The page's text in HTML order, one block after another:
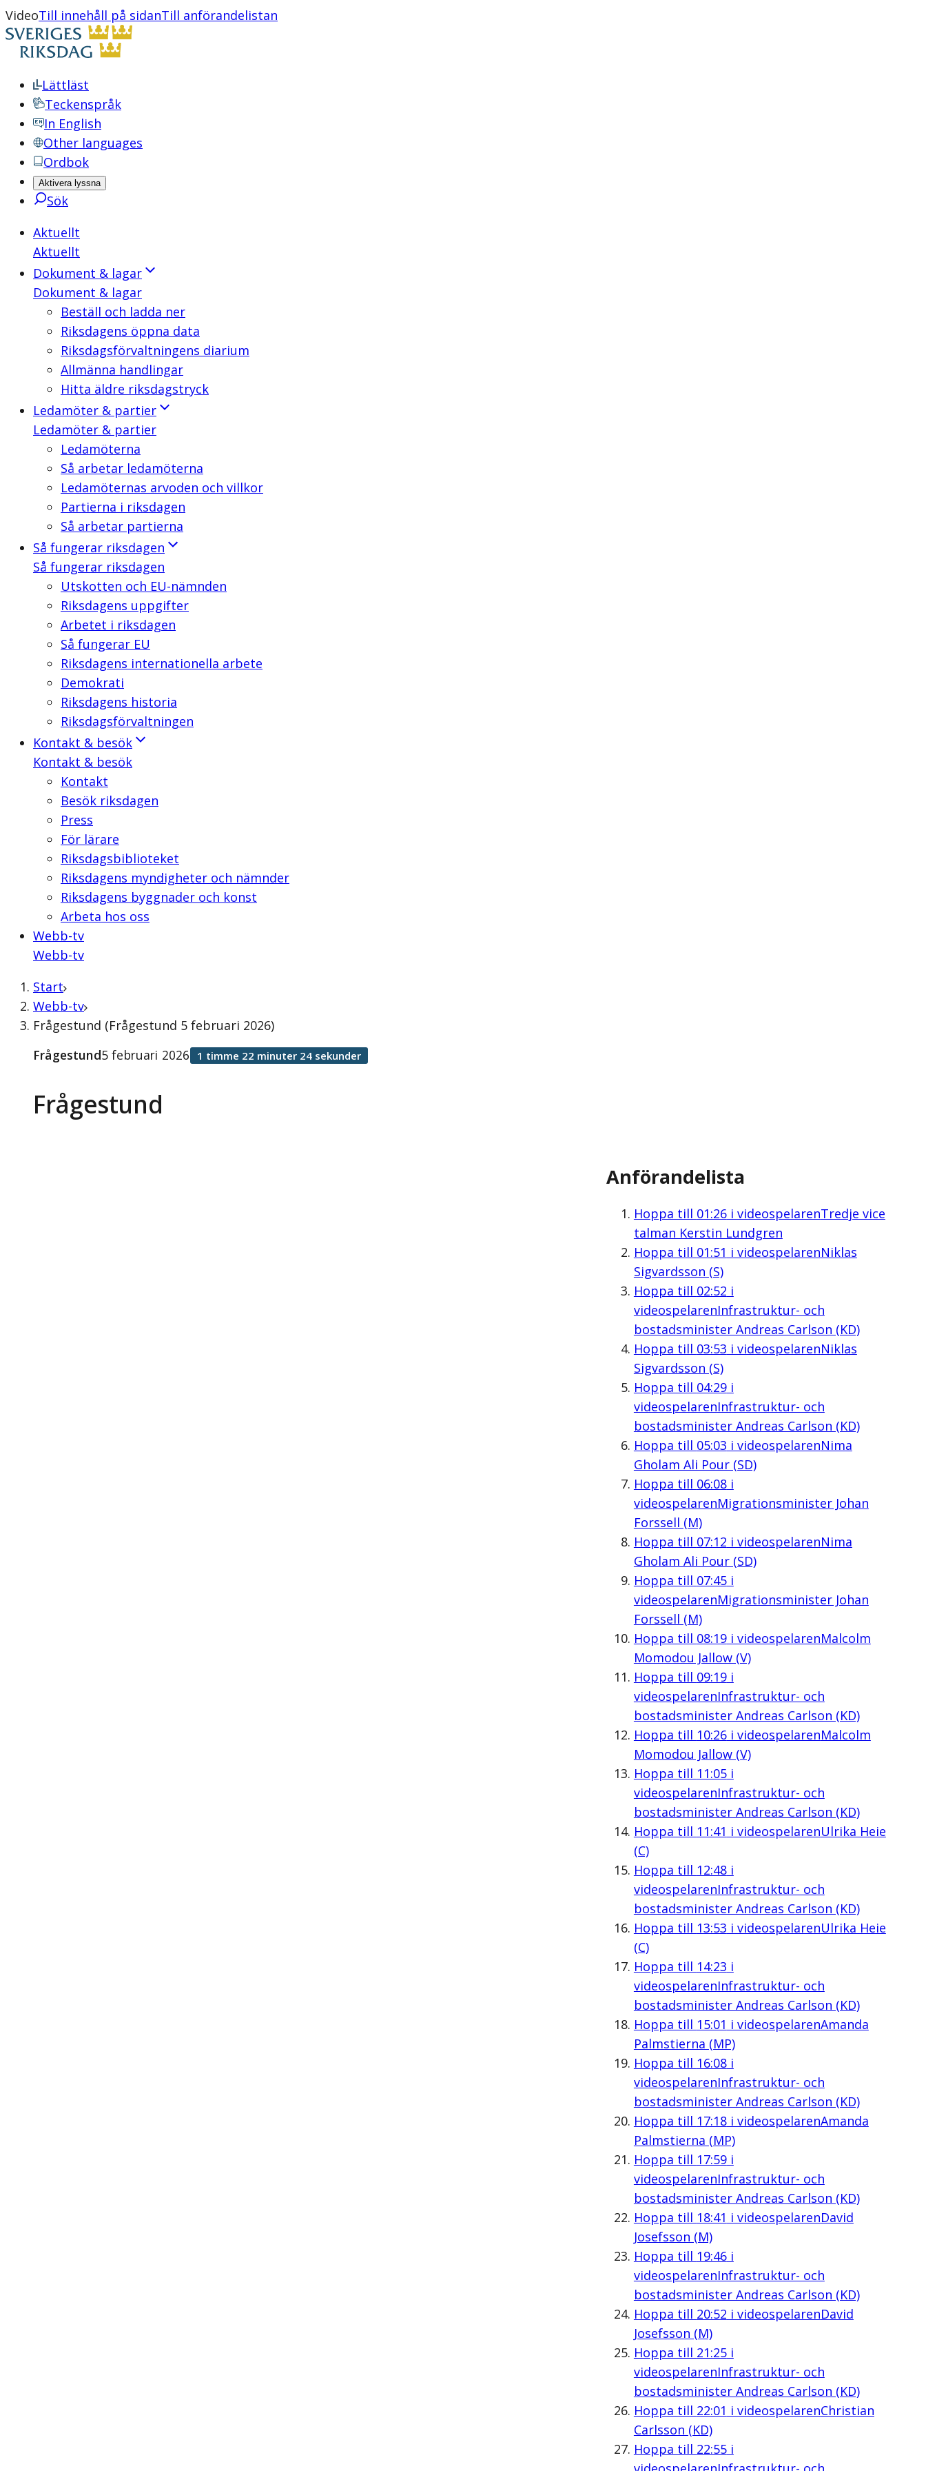
VideoTill innehåll på sidanTill anförandelistan
Lättläst
Teckenspråk
In English
Other languages
Ordbok
Aktivera lyssna
Sök
Aktuellt
Aktuellt
Dokument & lagar
Dokument & lagar
Beställ och ladda ner
Riksdagens öppna data
Riksdagsförvaltningens diarium
Allmänna handlingar
Hitta äldre riksdagstryck
Ledamöter & partier
Ledamöter & partier
Ledamöterna
Så arbetar ledamöterna
Ledamöternas arvoden och villkor
Partierna i riksdagen
Så arbetar partierna
Så fungerar riksdagen
Så fungerar riksdagen
Utskotten och EU-nämnden
Riksdagens uppgifter
Arbetet i riksdagen
Så fungerar EU
Riksdagens internationella arbete
Demokrati
Riksdagens historia
Riksdagsförvaltningen
Kontakt & besök
Kontakt & besök
Kontakt
Besök riksdagen
Press
För lärare
Riksdagsbiblioteket
Riksdagens myndigheter och nämnder
Riksdagens byggnader och konst
Arbeta hos oss
Webb-tv
Webb-tv
Start
Webb-tv
Frågestund (Frågestund 5 februari 2026)
Frågestund
Frågestund5 februari 2026 1 timme 22 minuter 24 sekunder
Anförandelista
Hoppa till 01:26i videospelarenTredje vice
talman Kerstin Lundgren
Hoppa till 01:51 i videospelarenNiklas
Sigvardsson (S)
Hoppa till 02:52 i
videospelarenInfrastruktur- och
bostadsminister Andreas Carlson (KD)
Hoppa till 03:53 i videospelarenNiklas
Sigvardsson (S)
Hoppa till 04:29i
videospelarenInfrastruktur- och
bostadsminister Andreas Carlson (KD)
Hoppa till 05:03 i videospelarenNima
Gholam Ali Pour (SD)
Hoppa till 06:08i
videospelarenMigrationsminister Johan
Forssell (M)
Hoppa till 07:12 i videospelarenNima
Gholam Ali Pour (SD)
Hoppa till 07:45i
videospelarenMigrationsminister Johan
Forssell (M)
Hoppa till 08:19i videospelarenMalcolm
Momodou Jallow (V)
Hoppa till 09:19i
videospelarenInfrastruktur- och
bostadsminister Andreas Carlson (KD)
Hoppa till 10:26i videospelarenMalcolm
Momodou Jallow (V)
Hoppa till 11:05i
videospelarenInfrastruktur- och
bostadsminister Andreas Carlson (KD)
Hoppa till 11:41 i videospelarenUlrika Heie
(C)
Hoppa till 12:48i
videospelarenInfrastruktur- och
bostadsminister Andreas Carlson (KD)
Hoppa till 13:53 i videospelarenUlrika Heie
(C)
Hoppa till 14:23 i
videospelarenInfrastruktur- och
bostadsminister Andreas Carlson (KD)
Hoppa till 15:01 i videospelarenAmanda
Palmstierna (MP)
Hoppa till 16:08i
videospelarenInfrastruktur- och
bostadsminister Andreas Carlson (KD)
Hoppa till 17:18i videospelarenAmanda
Palmstierna (MP)
Hoppa till 17:59i
videospelarenInfrastruktur- och
bostadsminister Andreas Carlson (KD)
Hoppa till 18:41 i videospelarenDavid
Josefsson (M)
Hoppa till 19:46i
videospelarenInfrastruktur- och
bostadsminister Andreas Carlson (KD)
Hoppa till 20:52 i videospelarenDavid
Josefsson (M)
Hoppa till 21:25i
videospelarenInfrastruktur- och
bostadsminister Andreas Carlson (KD)
Hoppa till 22:01 i videospelarenChristian
Carlsson (KD)
Hoppa till 22:55i